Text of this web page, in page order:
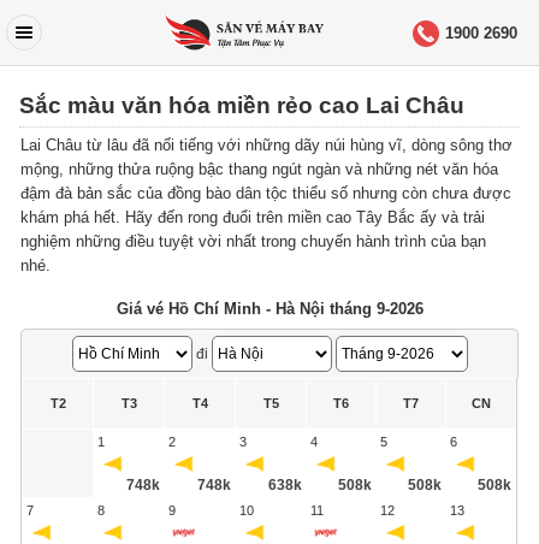
1900 2690
Sắc màu văn hóa miền rẻo cao Lai Châu
Lai Châu từ lâu đã nối tiếng với những dãy núi hùng vĩ, dòng sông thơ
mộng, những thửa ruộng bậc thang ngút ngàn và những nét văn hóa
đậm đà bản sắc của đồng bào dân tộc thiểu số nhưng còn chưa được
khám phá hết. Hãy đến rong đuổi trên miền cao Tây Bắc ấy và trải
nghiệm những điều tuyệt vời nhất trong chuyến hành trình của bạn
nhé.
Giá vé Hồ Chí Minh - Hà Nội tháng 9-2026
đi
T2 T3 T4 T5 T6 T7 CN
1
748k
2
748k
3
638k
4
508k
5
508k
6
508k
7 8 9 10 11 12 13